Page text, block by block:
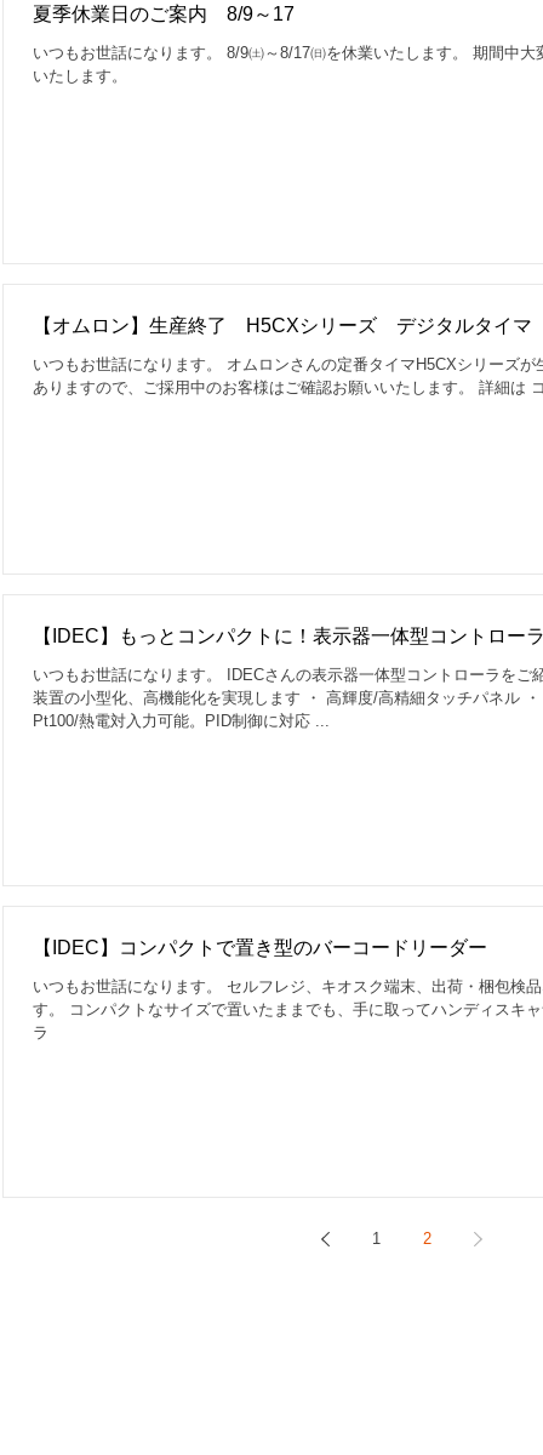
夏季休業日のご案内 8/9～17
いつもお世話になります。 8/9㈯～8/17㈰を休業いたします。 期間中
いたします。
【オムロン】生産終了 H5CXシリーズ デジタルタイマ
いつもお世話になります。 オムロンさんの定番タイマH5CXシリーズ
ありますので、ご採用中のお客様はご確認お願いいたします。 詳細は
【IDEC】もっとコンパクトに！表示器一体型コントロー
いつもお世話になります。 IDECさんの表示器一体型コントローラを
装置の小型化、高機能化を実現します ・ 高輝度/高精細タッチパネル ・ デジタル・アナログ入出力標準搭載 ・
Pt100/熱電対入力可能。PID制御に対応 ...
【IDEC】コンパクトで置き型のバーコードリーダー
いつもお世話になります。 セルフレジ、キオスク端末、出荷・梱包検
す。 コンパクトなサイズで置いたままでも、手に取ってハンディスキ
ラ
1 2